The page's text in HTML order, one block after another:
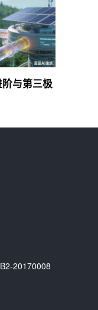
与第三极
20170008